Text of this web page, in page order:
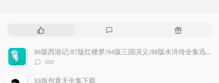
热
文
章
评
论
随
文
章
86版西游记/87版红楼梦/94版三国演义/98版水浒传全集迅雷下载
评
数：
659
93版包青天全集下载